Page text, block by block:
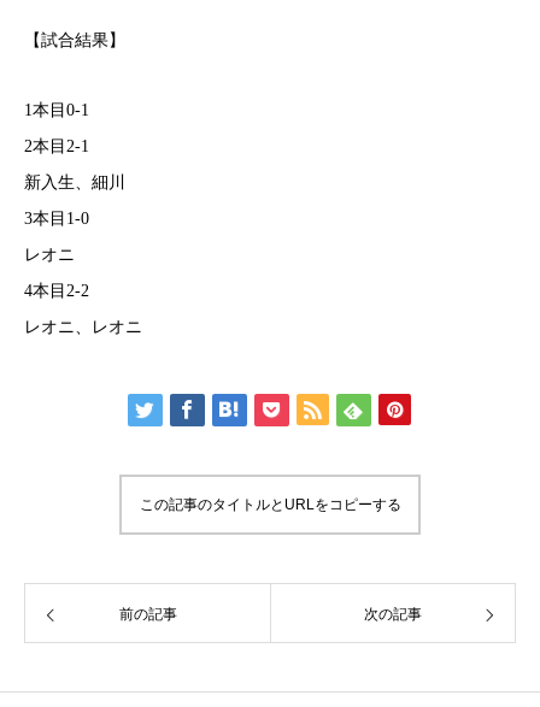
【試合結果】
1本目0-1
2本目2-1
新入生、細川
3本目1-0
レオニ
4本目2-2
レオニ、レオニ
この記事のタイトルとURLをコピーする
前の記事 次の記事